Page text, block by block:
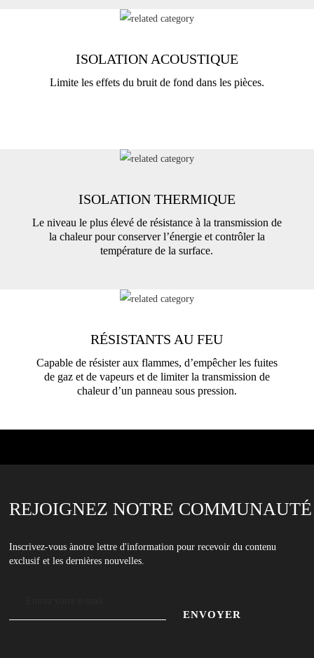
ISOLATION ACOUSTIQUE
Limite les effets du bruit de fond dans les pièces.
ISOLATION THERMIQUE
Le niveau le plus élevé de résistance à la transmission de
la chaleur pour conserver l’énergie et contrôler la
température de la surface.
RÉSISTANTS AU FEU
Capable de résister aux flammes, d’empêcher les fuites
de gaz et de vapeurs et de limiter la transmission de
chaleur d’un panneau sous pression.
REJOIGNEZ NOTRE
Inscrivez-vous ànotre lettre d'information pour recevoir du contenu
exclusif et les dernières nouvelles.